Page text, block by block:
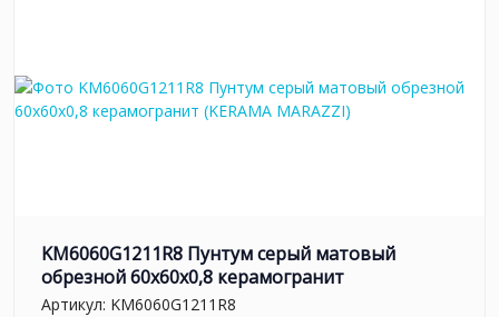
KM6060G1211R8 Пунтум серый матовый
обрезной 60x60x0,8 керамогранит
Артикул: KM6060G1211R8